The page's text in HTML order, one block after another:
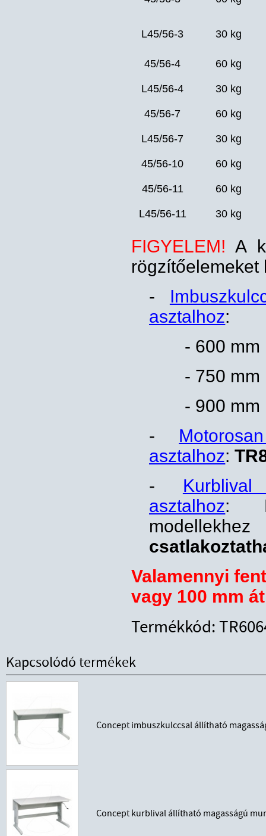
L45/56-3 30 kg
45/56-4 60 kg
L45/56-4 30 kg
45/56-7 60 kg
L45/56-7 30 kg
45/56-10 60 kg
45/56-11 60 kg
L45/56-11 30 kg
FIGYELEM! A
rögzítőelemeket
-
asztalhoz:
- 600
- 750
- 900
-
asztalhoz:
-
asztalhoz:
Valamennyi
vagy 100 mm
Termékkód:
Kapcsolódó termékek
Concept imbuszkulccsal állítható
Concept kurblival állítható magasságú